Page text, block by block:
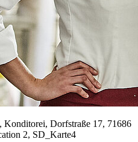
Konditorei, Dorfstraße 17, 71686
2, SD_Karte4